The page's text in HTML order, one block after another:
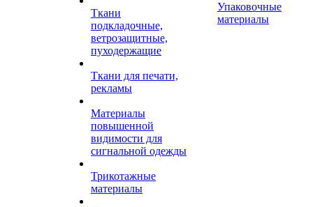
Ткани
подкладочные,
ветрозащитные,
пуходержащие
Ткани для печати,
рекламы
Материалы
повышенной
видимости для
сигнальной одежды
Трикотажные
материалы
Упаковочные
материалы